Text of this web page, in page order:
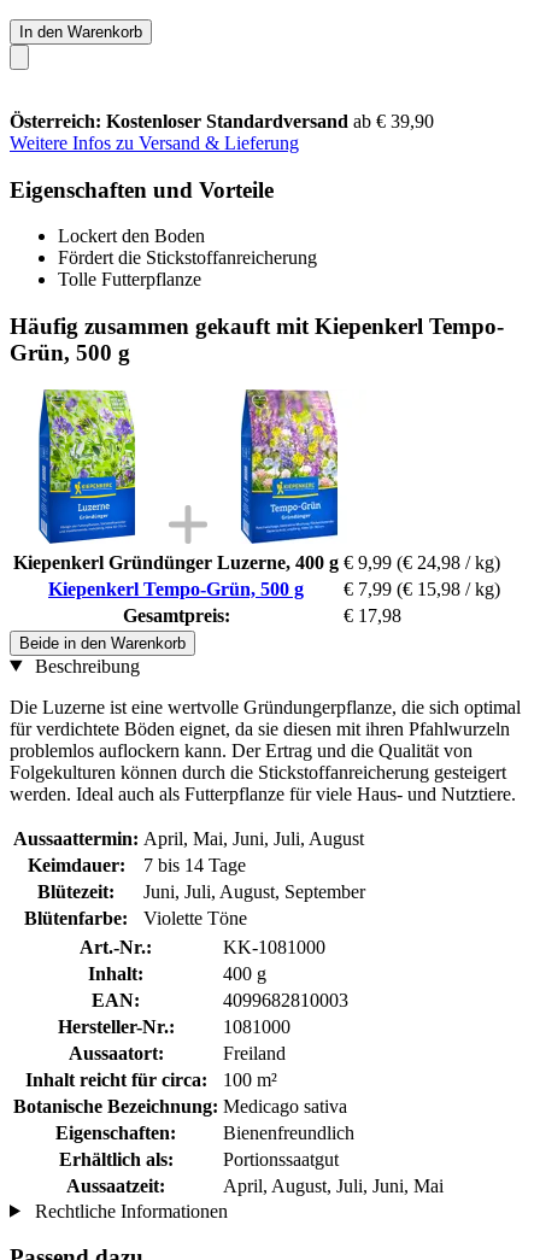
In den Warenkorb
Österreich: Kostenloser Standardversand ab € 39,90
Weitere Infos zu Versand & Lieferung
Eigenschaften und Vorteile
Lockert den Boden
Fördert die Stickstoffanreicherung
Tolle Futterpflanze
Häufig zusammen gekauft mit Kiepenkerl Tempo-
Grün, 500 g
Kiepenkerl Gründünger Luzerne, 400 g € 9,99 (€ 24,98 / kg)
Kiepenkerl Tempo-Grün, 500 g
€ 7,99 (€ 15,98 / kg)
Gesamtpreis:
€ 17,98
Beide in den Warenkorb
Beschreibung
Die Luzerne ist eine wertvolle Gründungerpflanze, die sich optimal
für verdichtete Böden eignet, da sie diesen mit ihren Pfahlwurzeln
problemlos auflockern kann. Der Ertrag und die Qualität von
Folgekulturen können durch die Stickstoffanreicherung gesteigert
werden. Ideal auch als Futterpflanze für viele Haus- und Nutztiere.
Aussaattermin: April, Mai, Juni, Juli, August
Keimdauer:
7 bis 14 Tage
Blütezeit:
Juni, Juli, August, September
Blütenfarbe:
Violette Töne
Art.-Nr.:
KK-1081000
Inhalt:
400 g
EAN:
4099682810003
Hersteller-Nr.:
1081000
Aussaatort:
Freiland
Inhalt reicht für circa:
100 m²
Botanische Bezeichnung: Medicago sativa
Eigenschaften:
Bienenfreundlich
Erhältlich als:
Portionssaatgut
Aussaatzeit:
April, August, Juli, Juni, Mai
Rechtliche Informationen